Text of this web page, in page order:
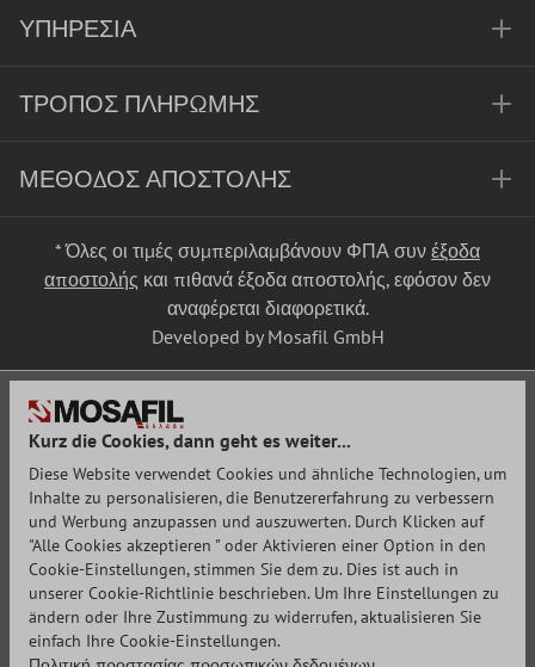
ΥΠΗΡΕΣΊΑ
ΤΡΌΠΟΣ ΠΛΗΡΩΜΉΣ
ΜΈΘΟΔΟΣ ΑΠΟΣΤΟΛΉΣ
* Όλες οι τιμές συμπεριλαμβάνουν ΦΠΑ συν έξοδα
αποστολής και πιθανά έξοδα αποστολής, εφόσον δεν
αναφέρεται διαφορετικά.
Developed by Mosafil GmbH
Kurz die Cookies, dann geht es weiter...
Diese Website verwendet Cookies und ähnliche Technologien, um
Inhalte zu personalisieren, die Benutzererfahrung zu verbessern
und Werbung anzupassen und auszuwerten. Durch Klicken auf
"Alle Cookies akzeptieren " oder Aktivieren einer Option in den
Cookie-Einstellungen, stimmen Sie dem zu. Dies ist auch in
unserer Cookie-Richtlinie beschrieben. Um Ihre Einstellungen zu
ändern oder Ihre Zustimmung zu widerrufen, aktualisieren Sie
einfach Ihre Cookie-Einstellungen.